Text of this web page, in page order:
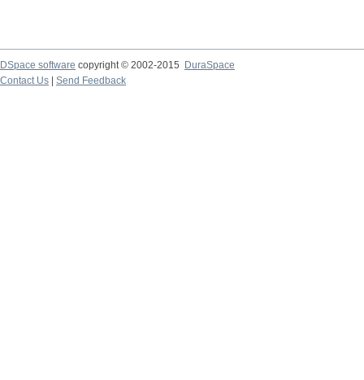
DSpace software copyright © 2002-2015
DuraSpace
Contact Us
Send Feedback